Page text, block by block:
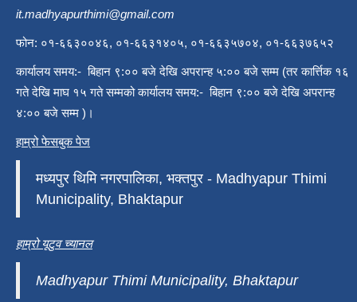
it.madhyapurthimi@gmail.com
फोन: ०१-६६३००४६, ०१-६६३१४०५, ०१-६६३५७०४, ०१-६६३७६५२
कार्यालय समय:- बिहान ९:०० बजे देखि अपरान्ह ५:०० बजे सम्म (तर कार्त्तिक १६
गते देखि माघ १५ गते सम्मको कार्यालय समय:- बिहान ९:०० बजे देखि अपरान्ह
४:०० बजे सम्म )।
हाम्रो फेसबुक पेज
मध्यपुर थिमि नगरपालिका, भक्तपुर - Madhyapur Thimi
Municipality, Bhaktapur
हाम्रो यूटुव च्यानल
Madhyapur Thimi Municipality, Bhaktapur